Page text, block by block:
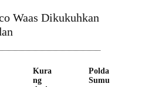
Waas Dikukuhkan
Kura
ng
Polda
Sumu